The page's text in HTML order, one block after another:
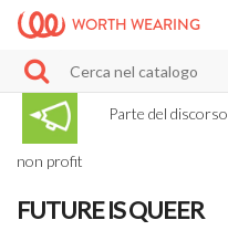
WORTH WEARING
Parte del discorso
non profit
FUTURE IS QUEER